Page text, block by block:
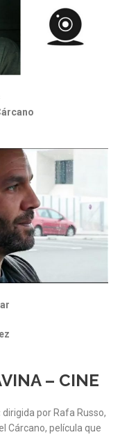
– CINE
dirigida por Rafa Russo,
Cárcano, película que